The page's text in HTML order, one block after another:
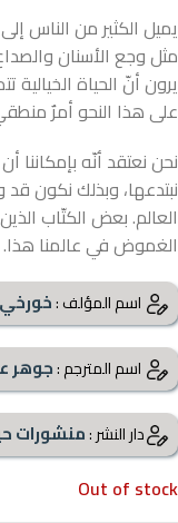
يميل الكثير من الناس
مثل وجع الأسنان
يرون أنّ الحياة الخيالية
على هذا النحو أمرٌ
نحن نعتقد أنّه بإمكاننا
نبتدعها، وبذلك نكون
العالم. بعض الكتّاب
الغموض في عالمنا هذا.
اسم المؤلف :
اسم المترجم :جوهر
دار النشر :منشورات
Out of stock